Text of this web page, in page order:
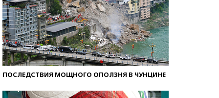
ПОСЛЕДСТВИЯ МОЩНОГО ОПОЛЗНЯ В ЧУНЦИНЕ